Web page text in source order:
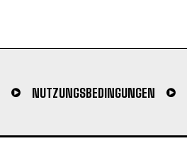
NUTZUNGSBEDINGUNGEN